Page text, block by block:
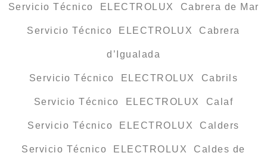
Servicio Técnico ELECTROLUX Cabrera de Mar
Servicio Técnico ELECTROLUX Cabrera
d’Igualada
Servicio Técnico ELECTROLUX Cabrils
Servicio Técnico ELECTROLUX Calaf
Servicio Técnico ELECTROLUX Calders
Servicio Técnico ELECTROLUX Caldes de